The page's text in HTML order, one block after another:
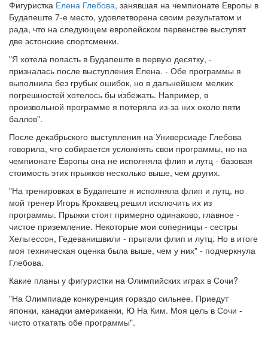
Фигуристка Елена Глебова, занявшая на чемпионате Европы в
Будапеште 7-е место, удовлетворена своим результатом и
рада, что на следующем европейском первенстве выступят
две эстонские спортсменки.
"Я хотела попасть в Будапеште в первую десятку, -
призналась после выступления Елена. - Обе программы я
выполнила без грубых ошибок, но в дальнейшем мелких
погрешностей хотелось бы избежать. Например, в
произвольной программе я потеряла из-за них около пяти
баллов".
После декабрьского выступления на Универсиаде Глебова
говорила, что собирается усложнять свои программы, но на
чемпионате Европы она не исполняла флип и лутц - базовая
стоимость этих прыжков несколько выше, чем других.
"На тренировках в Будапеште я исполняла флип и лутц, но
мой тренер Игорь Крокавец решил исключить их из
программы. Прыжки стоят примерно одинаково, главное -
чистое приземление. Некоторые мои соперницы - сестры
Хельгессон, Гедеванишвили - прыгали флип и лутц. Но в итоге
моя техническая оценка была выше, чем у них" - подчеркнула
Глебова.
Какие планы у фигуристки на Олимпийских играх в Сочи?
"На Олимпиаде конкуренция гораздо сильнее. Приедут
японки, канадки американки, Ю На Ким. Моя цель в Сочи -
чисто откатать обе программы".